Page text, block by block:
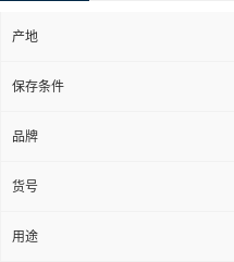
产地
保存条件
品牌
货号
用途